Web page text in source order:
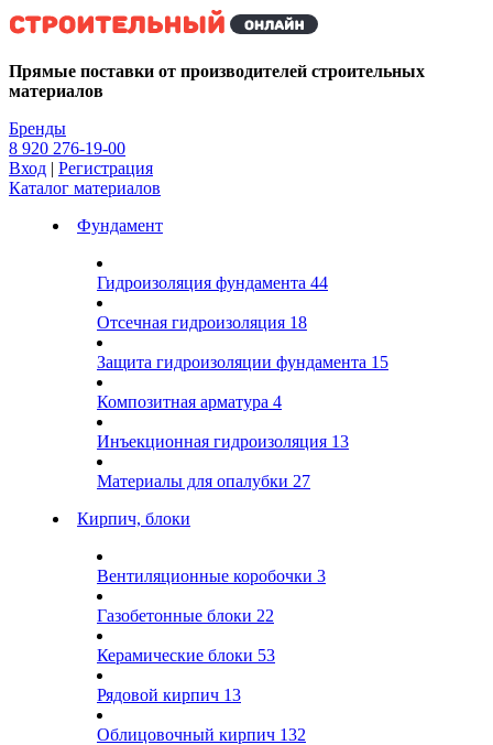
Kg
Прямые поставки от производителей строительных
материалов
Бренды
8 920 276-19-00
Вход | Регистрация
Каталог материалов
Фундамент
Гидроизоляция фундамента 44
Отсечная гидроизоляция 18
Защита гидроизоляции фундамента 15
Композитная арматура 4
Инъекционная гидроизоляция 13
Материалы для опалубки 27
Кирпич, блоки
Вентиляционные коробочки 3
Газобетонные блоки 22
Керамические блоки 53
Рядовой кирпич 13
Облицовочный кирпич 132